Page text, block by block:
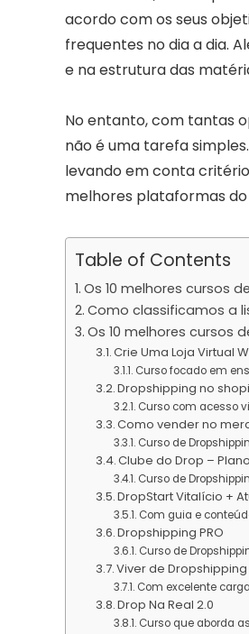
acordo com os seus
frequentes no dia a dia.
e na estrutura das
No entanto, com tantas
não é uma tarefa
levando em conta
melhores plataformas
Table of Contents
Os 10 melhores cursos
Como classificamos a
Os 10 melhores cursos
Crie Uma Loja Virtual
Curso focado em
Dropshipping no
Curso com acesso
Como vender no
Curso de
Clube do Drop –
Curso de
DropStart Vitalício +
Com guia e
Dropshipping PRO
Curso de
Viver de Dropshipping
Com excelente
Drop Na Real 2.0
Curso que aborda